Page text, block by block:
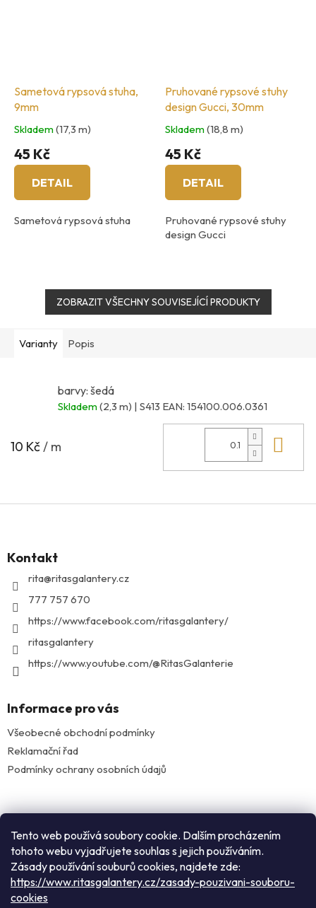
Tento web používá soubory cookie. Dalším procházením
tohoto webu vyjadřujete souhlas s jejich používáním.
Zásady používání souburů cookies, najdete zde:
https://www.ritasgalantery.cz/zasady-pouzivani-souboru-
cookies
Sametová rypsová stuha,
9mm
Skladem(17,3 m)
45 Kč
DETAIL
Sametová rypsová stuha
Pruhované rypsové stuhy
design Gucci, 30mm
Skladem(18,8 m)
45 Kč
DETAIL
Pruhované rypsové stuhy
design Gucci
ZOBRAZIT VŠECHNY SOUVISEJÍCÍ PRODUKTY
Varianty Popis
barvy: šedá
Skladem(2,3 m) | S413 EAN: 154100.006.0361
10 Kč/ m
Z
aKontakt
rita@ritasgalantery.cz
777 757 670
https://www.facebook.com/ritasgalantery/
ritasgalantery
https://www.youtube.com/@RitasGalanterie
Informace pro vás
Všeobecné obchodní podmínky
Reklamační řad
Podmínky ochrany osobních údajů
Instagram